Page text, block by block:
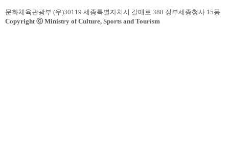
문화체육관광부 (우)30119 세종특별자치시 갈매로 388 정부세종청사 15동
Copyright ⓒ Ministry of Culture, Sports and Tourism